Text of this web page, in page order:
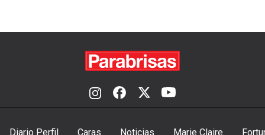
Diario Perfil Caras Noticias Marie Claire